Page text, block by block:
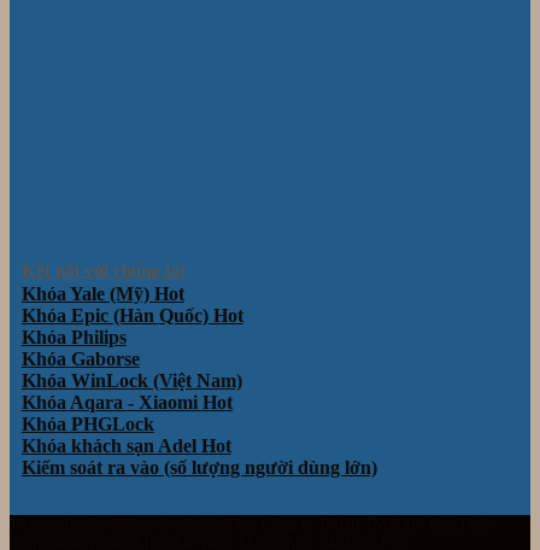
Kết nối với chúng tôi
Khóa Yale (Mỹ)
Khóa Epic (Hàn Quốc)
Khóa Philips
Khóa Gaborse
Khóa WinLock (Việt Nam)
Khóa Aqara - Xiaomi
Khóa PHGLock
Khóa khách sạn Adel
Kiểm soát ra vào (số lượng người dùng lớn)